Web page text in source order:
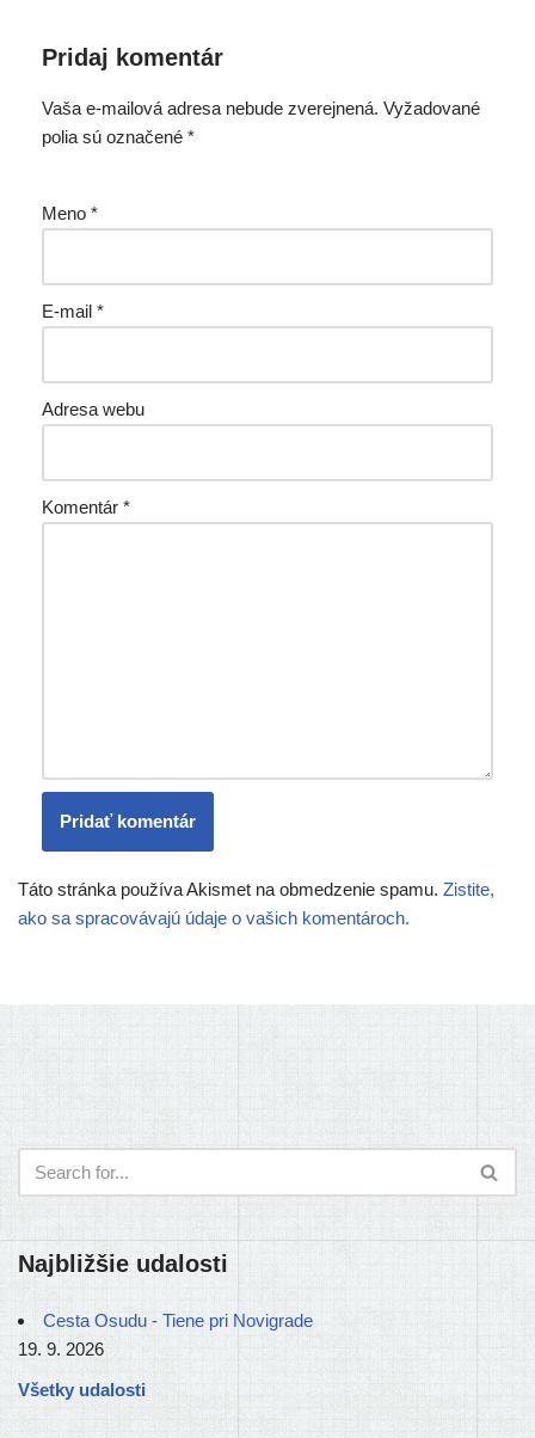
Pridaj komentár
Vaša e-mailová adresa nebude zverejnená. Vyžadované
polia sú označené *
Meno *
E-mail *
Adresa webu
Komentár *
Táto stránka používa Akismet na obmedzenie spamu. Zistite,
ako sa spracovávajú údaje o vašich komentároch.
Najbližšie udalosti
Cesta Osudu - Tiene pri Novigrade
19. 9. 2026
Všetky udalosti